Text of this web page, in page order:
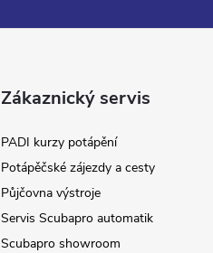
Zákaznický servis
PADI kurzy potápění
Potápěčské zájezdy a cesty
Půjčovna výstroje
Servis Scubapro automatik
Scubapro showroom